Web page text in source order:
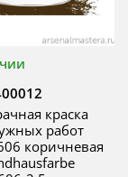
краска
работ
коричневая